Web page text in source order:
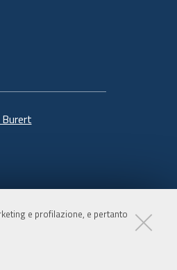
e profilazione, e pertanto